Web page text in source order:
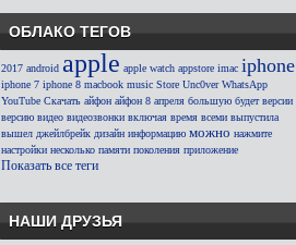
ОБЛАКО ТЕГОВ
2017 android apple apple watch appstore imac iphone
iphone 7 iphone 8 macbook music Store Unc0ver WhatsApp
YouTube Скачать айфон айфон 8 апреля большую будет версии
версию видео видеозвонки включая время всеми выпустила
вышел джейлбрейк дизайн информацию можно нажмите
настройки несколько памяти поколения приложение
Показать все теги
НАШИ ДРУЗЬЯ